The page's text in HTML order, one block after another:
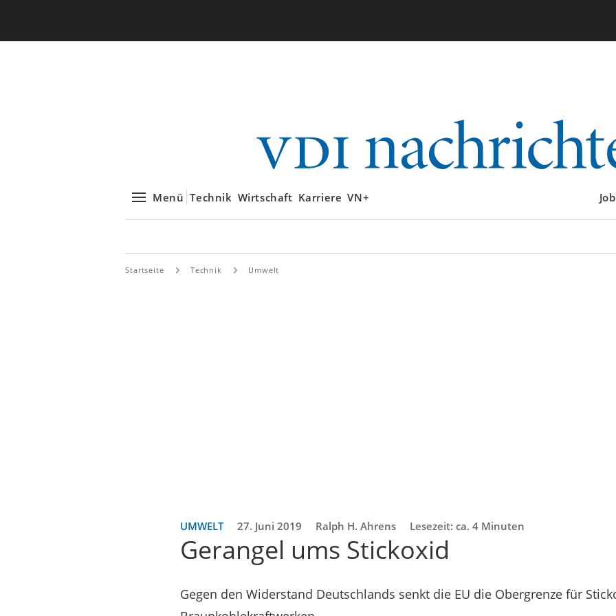
Menü Technik Wirtschaft Karriere VN+
Startseite Technik Umwelt
UMWELT 27. Juni 2019 Ralph H. Ahrens Lesezeit: ca. 4 Minuten
Gerangel ums Stickoxid
Gegen den Widerstand Deutschlands senkt die EU die Obergrenze für